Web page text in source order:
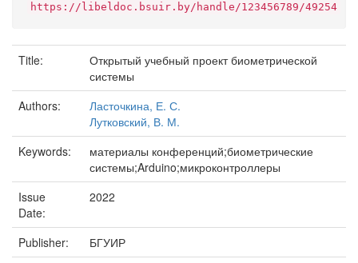
https://libeldoc.bsuir.by/handle/123456789/49254
Title:
Открытый учебный проект биометрической
системы
Authors:
Ласточкина, Е. С.
Лутковский, В. М.
Keywords:
материалы конференций;биометрические
системы;Arduino;микроконтроллеры
Issue
Date:
2022
Publisher:
БГУИР